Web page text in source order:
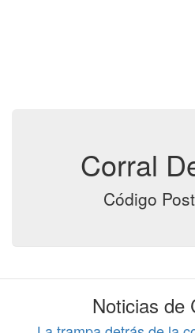
Corral
Código
Noticias de